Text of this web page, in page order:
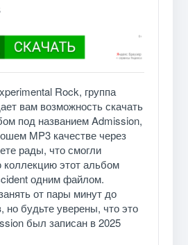
Rock, группа
вам возможность скачать
под названием Admission,
MP3 качестве через
рады, что смогли
коллекцию этот альбом
одним файлом.
от пары минут до
но будьте уверены, что это
был записан в 2025